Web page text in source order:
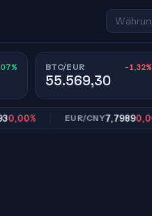
BTC/EUR -1,32%
55.569,30
EUR/CNY7,79890,00%